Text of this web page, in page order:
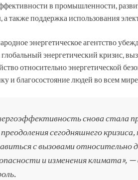
в промышленности,
а также поддержка использования
энергетическое агентство
глобальный энергетический кризис,
относительно энергетической
и благосостояние людей во всем
снова стала
сегодняшнего
с вызовами относительно
и изменения